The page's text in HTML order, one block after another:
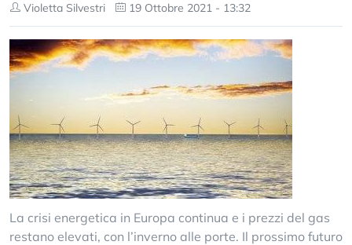
Violetta Silvestri 19 Ottobre 2021 - 13:32
La crisi energetica in Europa continua e i prezzi del gas
restano elevati, con l’inverno alle porte. Il prossimo futuro